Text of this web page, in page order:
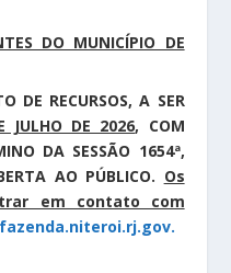
DO MUNICÍPIO DE
DE RECURSOS, A SER
DE 2026, COM
DA SESSÃO 1654ª,
AO PÚBLICO. Os
em contato com